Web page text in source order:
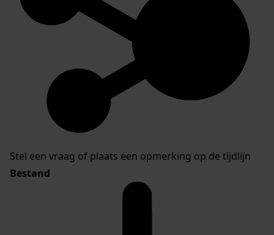
Stel een vraag of plaats een opmerking op de tijdlijn
Bestand